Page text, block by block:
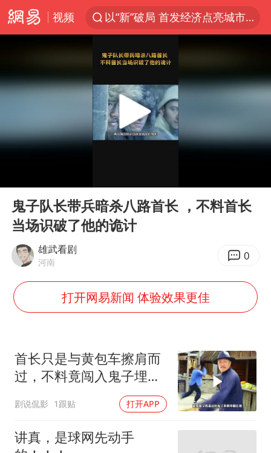
视频
以“新”破局 首发经济点亮城市消费活力
昆明石林火把节
我国编制完成新版全月地质图
80后女柜员逆袭成4200亿银行副行长
感觉全东北都在等7号
多地要求领导干部带头休假
女子利用漏洞0元薅走3000多件家电
村民谈“梅姨”：叫的其实是“媒姨”
关之琳否认与27岁模特的恋情
奋进开新局 实干挑大梁
Play
鬼子队长带兵暗杀八路首长 ，不料首长
当场识破了他的诡计
雄武看剧
河南 0
打开网易新闻 体验效果更佳
首长只是与黄包车擦肩而
过，不料竟闯入鬼子埋伏
剧说侃影 1跟贴 打开APP
讲真，是球网先动手